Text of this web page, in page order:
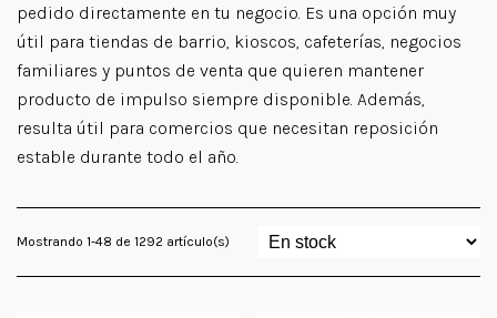
pedido directamente en tu negocio. Es una opción muy
útil para tiendas de barrio, kioscos, cafeterías, negocios
familiares y puntos de venta que quieren mantener
producto de impulso siempre disponible. Además,
resulta útil para comercios que necesitan reposición
estable durante todo el año.
Mostrando 1-48 de 1292 artículo(s)